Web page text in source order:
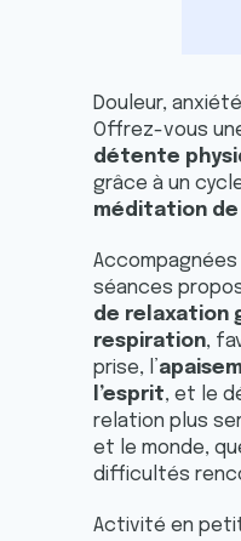
Douleur,
Offrez-vous
détente
grâce à un
méditation
séances
de relaxation
respiration,
prise, l’
l’esprit, et le
relation plus
et le monde,
difficultés
Activité en